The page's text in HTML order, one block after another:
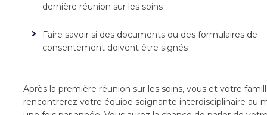
dernière réunion sur les soins
Faire savoir si des documents ou des formulaires de
consentement doivent être signés
Après la première réunion sur les soins, vous et votre
rencontrerez votre équipe soignante interdisciplinaire au